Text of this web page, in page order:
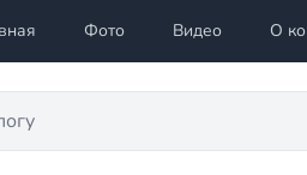
Фото Видео О